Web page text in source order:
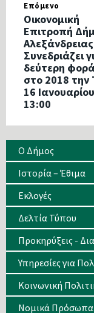
Επόμενο
Οικονομική
Επιτροπή
Συνεδριάζει
δεύτερη
στο 2018 την
16
13:00
Ο Δήμος
Ιστορία – Έθιμα
Eκλογές
Δελτία Τύπου
Προκηρύξεις -
Υπηρεσίες για
Κοινωνική
Νομικά Πρόσωπα